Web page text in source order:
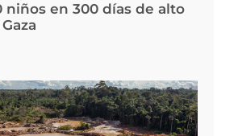
niños en 300 días de alto